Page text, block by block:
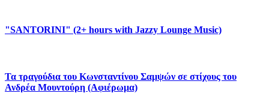
"SANTORINI" (2+ hours with Jazzy Lounge Music)
Τα τραγούδια του Κωνσταντίνου Σαμψών σε στίχους του
Ανδρέα Μουντούρη (Αφιέρωμα)